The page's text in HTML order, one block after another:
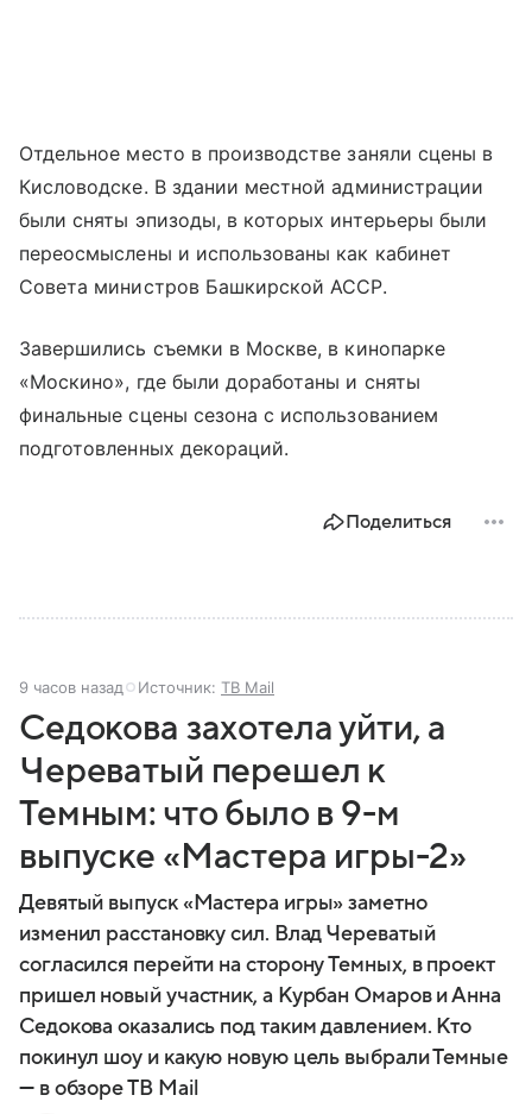
Отдельное место в производстве заняли сцены в
Кисловодске. В здании местной администрации
были сняты эпизоды, в которых интерьеры были
переосмыслены и использованы как кабинет
Совета министров Башкирской АССР.
Завершились съемки в Москве, в кинопарке
«Москино», где были доработаны и сняты
финальные сцены сезона с использованием
подготовленных декораций.
Поделиться
9 часов назад Источник: ТВ Mail
Седокова захотела уйти, а
Череватый перешел к
Темным: что было в 9-м
выпуске «Мастера игры-2»
Девятый выпуск «Мастера игры» заметно
изменил расстановку сил. Влад Череватый
согласился перейти на сторону Темных, в проект
пришел новый участник, а Курбан Омаров и Анна
Седокова оказались под таким давлением. Кто
покинул шоу и какую новую цель выбрали Темные
— в обзоре ТВ Mail